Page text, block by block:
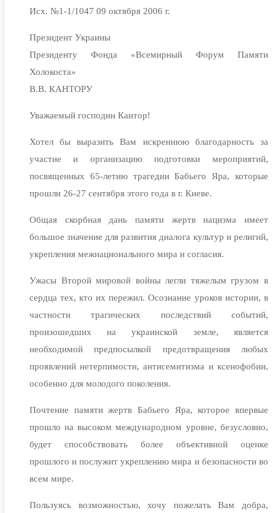
Исх. №1-1/1047 09 октября 2006 г.
Президент Украины
Президенту Фонда «Всемирный Форум Памяти
Холокоста»
В.В. КАНТОРУ
Уважаемый господин Кантор!
Хотел бы выразить Вам искреннюю благодарность за
участие и организацию подготовки мероприятий,
посвященных 65-летию трагедии Бабьего Яра, которые
прошли 26-27 сентября этого года в г. Киеве.
Общая скорбная дань памяти жертв нацизма имеет
большое значение для развития диалога культур и религий,
укрепления межнационального мира и согласия.
Ужасы Второй мировой войны легли тяжелым грузом в
сердца тех, кто их пережил. Осознание уроков истории, в
частности трагических последствий событий,
произошедших на украинской земле, является
необходимой предпосылкой предотвращения любых
проявлений нетерпимости, антисемитизма и ксенофобии,
особенно для молодого поколения.
Почтение памяти жертв Бабьего Яра, которое впервые
прошло на высоком международном уровне, безусловно,
будет способствовать более объективной оценке
прошлого и послужит укреплению мира и безопасности во
всем мире.
Пользуясь возможностью, хочу пожелать Вам добра,